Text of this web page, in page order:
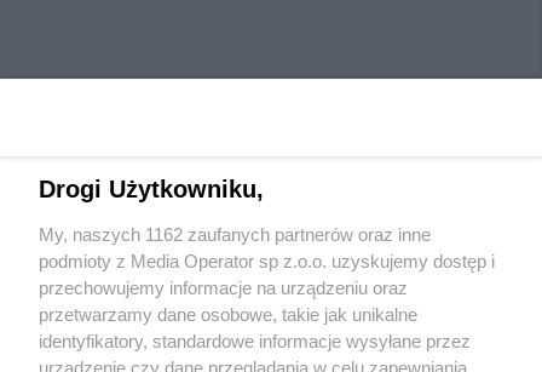
Wydawca mediówlokalnych
Drogi Użytkowniku,
My, naszych 1162 zaufanych partnerów oraz inne
podmioty z Media Operator sp z.o.o. uzyskujemy dostęp i
przechowujemy informacje na urządzeniu oraz
przetwarzamy dane osobowe, takie jak unikalne
identyfikatory, standardowe informacje wysyłane przez
urządzenie czy dane przeglądania w celu zapewniania